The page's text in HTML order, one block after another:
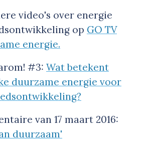
video's over energie
op GO TV
energie.
#3: Wat betekent
duurzame energie voor
van 17 maart 2016:
duurzaam'